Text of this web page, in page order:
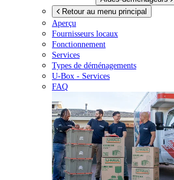
Retour au menu principal
Aperçu
Fournisseurs locaux
Fonctionnement
Services
Types de déménagements
U-Box - Services
FAQ